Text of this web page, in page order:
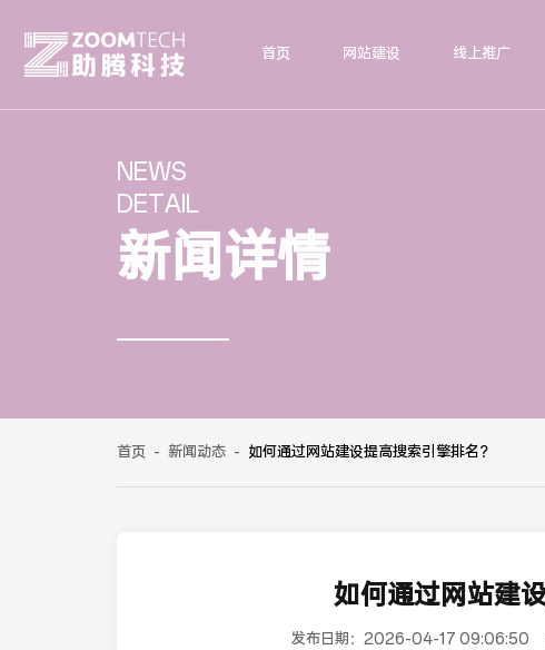
首页 网站建设 线上推广
NEWS
DETAIL
新闻详情
首页 - 新闻动态 - 如何通过网站建设提高搜索引擎排名？
如何通过网站建
发布日期： 2026-04-17 09:06:50